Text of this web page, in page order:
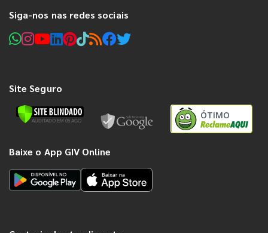
Siga-nos nas redes sociais
Site Seguro
ÓTIMO
Baixe o App GIV Online